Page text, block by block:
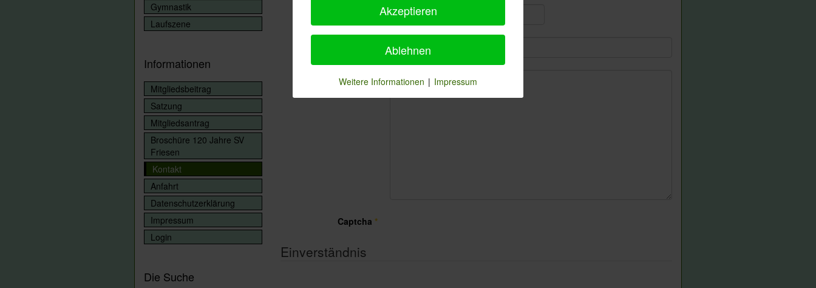
Nachricht*
Captcha *
Einverständnis
Gymnastik
Laufszene
Informationen
Mitgliedsbeitrag
Satzung
Mitgliedsantrag
Broschüre 120 Jahre SV
Friesen
Kontakt
Anfahrt
Datenschutzerklärung
Impressum
Login
Die Suche
Akzeptieren
Ablehnen
Weitere Informationen | Impressum